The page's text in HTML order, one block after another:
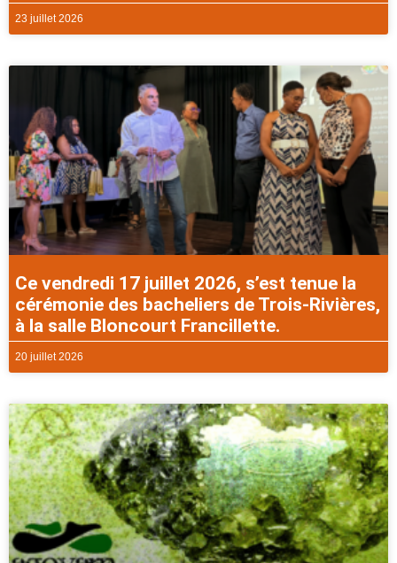
23 juillet 2026
Ce vendredi 17 juillet 2026, s’est tenue la
cérémonie des bacheliers de Trois-Rivières,
à la salle Bloncourt Francillette.
20 juillet 2026